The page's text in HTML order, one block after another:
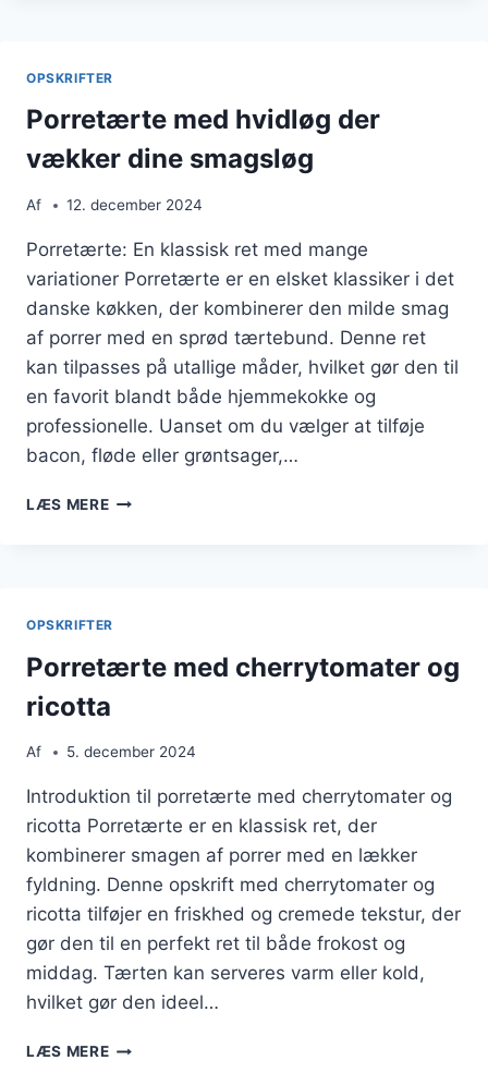
OPSKRIFTER
Porretærte med hvidløg der
vækker dine smagsløg
Af 12. december 2024
Porretærte: En klassisk ret med mange
variationer Porretærte er en elsket klassiker i det
danske køkken, der kombinerer den milde smag
af porrer med en sprød tærtebund. Denne ret
kan tilpasses på utallige måder, hvilket gør den til
en favorit blandt både hjemmekokke og
professionelle. Uanset om du vælger at tilføje
bacon, fløde eller grøntsager,…
LÆS MEREPORRETÆRTE
OPSKRIFTER
Porretærte med cherrytomater og
ricotta
Af 5. december 2024
Introduktion til porretærte med cherrytomater og
ricotta Porretærte er en klassisk ret, der
kombinerer smagen af porrer med en lækker
fyldning. Denne opskrift med cherrytomater og
ricotta tilføjer en friskhed og cremede tekstur, der
gør den til en perfekt ret til både frokost og
middag. Tærten kan serveres varm eller kold,
hvilket gør den ideel…
LÆS MEREPORRETÆRTE